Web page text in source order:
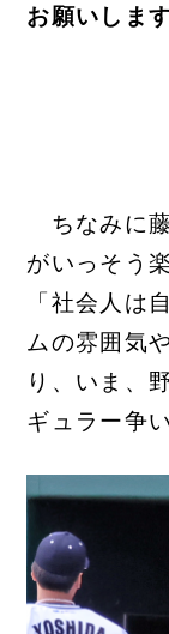
お願いしま
ちなみに
がいっそう
「社会人は
ムの雰囲気
り、いま、
ギュラー争